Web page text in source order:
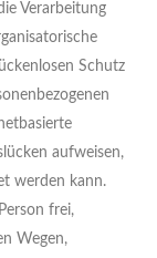
Verarbeitung
Schutz
aufweisen,
werden kann.
frei,
Wegen,